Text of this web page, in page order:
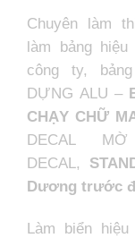
Chuyên làm
làm bảng
công ty,
DỰNG ALU –
CHẠY CHỮ
DECAL
DECAL,
Dương trước
Làm biển